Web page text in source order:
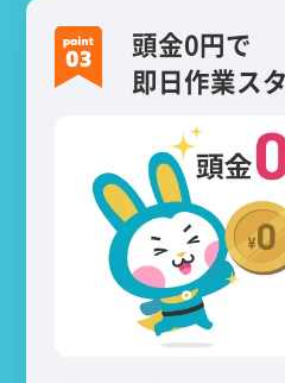
頭金0円で
即日作業ス